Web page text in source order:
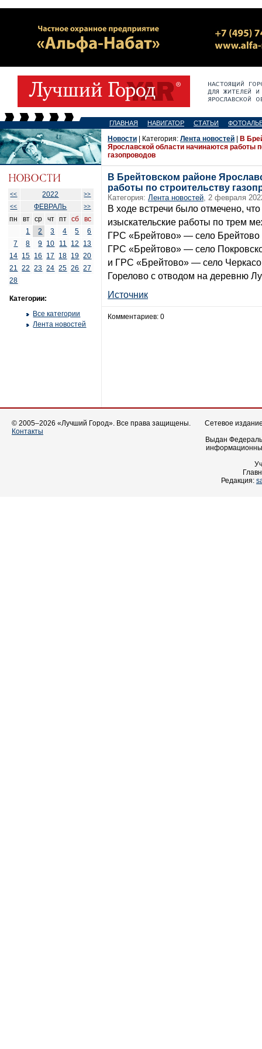
ГЛАВНАЯ НАВИГАТОР СТАТЬИ
<< 2022
>>
<<
ФЕВРАЛЬ >>
пн вт ср чт пт сб
вс
1
2 3 4 5
6
7
8 9 10 11 12
13
14 15 16 17 18 19 20
21
22 23 24 25 26
27
28
Категории:
Все категории
Лента новостей
Новости | Категория: Лента новостей
В
Ярославской области начинаются работы
газопроводов
В Брейтовском районе
работы по строительству
Категория: Лента новостей, 2 февраля
В ходе встречи было отмечено,
изыскательские работы по трем
ГРС «Брейтово» — село
ГРС «Брейтово» — село
и ГРС «Брейтово» — село
Горелово с отводом на деревню
Источник
Комментариев: 0
© 2005–2026 «Лучший Город». Все права защищены.
Контакты
Сетевое
Выдан
Редакция: